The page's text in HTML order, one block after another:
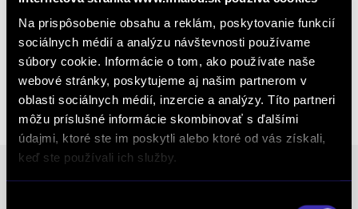
Na prispôsobenie obsahu a reklám, poskytovanie funkcií
sociálnych médií a analýzu návštevnosti používame
súbory cookie. Informácie o tom, ako používate naše
webové stránky, poskytujeme aj našim partnerom v
oblasti sociálnych médií, inzercie a analýzy. Títo partneri
môžu príslušné informácie skombinovať s ďalšími
údajmi, ktoré ste im poskytli alebo ktoré od vás získali,
keď ste používali ich služby.